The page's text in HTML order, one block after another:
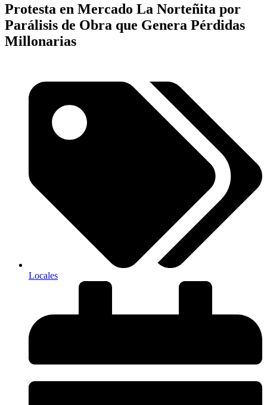
Protesta en Mercado La Norteñita por
Parálisis de Obra que Genera Pérdidas
Millonarias
Locales